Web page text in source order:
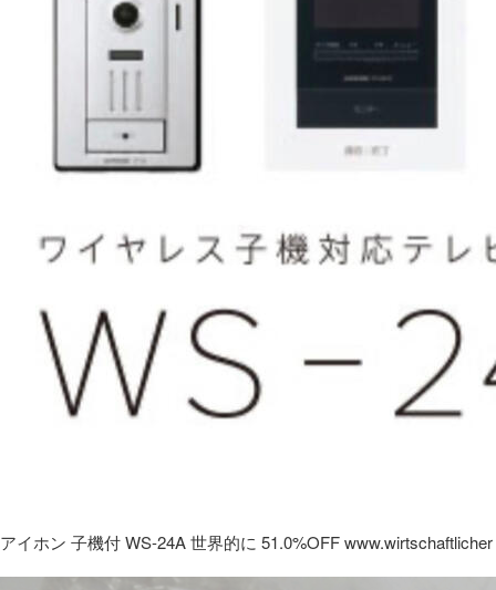
アイホン 子機付 WS-24A 世界的に 51.0%OFF www.wirtschaftlicher